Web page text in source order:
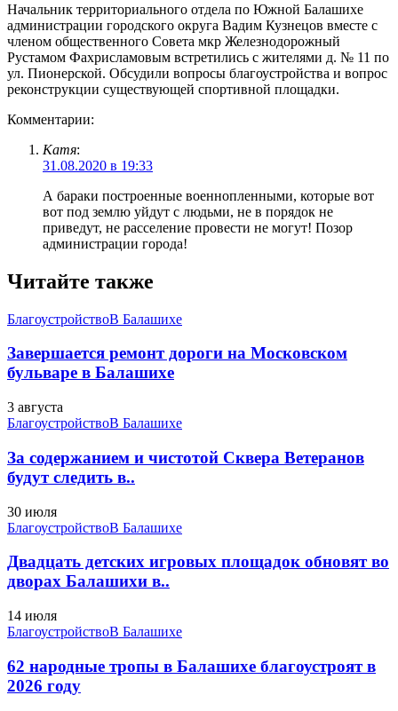
Начальник территориального отдела по Южной Балашихе
администрации городского округа Вадим Кузнецов вместе с
членом общественного Совета мкр Железнодорожный
Рустамом Фахрисламовым встретились с жителями д. № 11 по
ул. Пионерской. Обсудили вопросы благоустройства и вопрос
реконструкции существующей спортивной площадки.
Комментарии:
Катя:
31.08.2020 в 19:33
А бараки построенные военнопленными, которые вот
вот под землю уйдут с людьми, не в порядок не
приведут, не расселение провести не могут! Позор
администрации города!
Читайте также
БлагоустройствоВ Балашихе
Завершается ремонт дороги на Московском
бульваре в Балашихе
3 августа
БлагоустройствоВ Балашихе
За содержанием и чистотой Сквера Ветеранов
будут следить в..
30 июля
БлагоустройствоВ Балашихе
Двадцать детских игровых площадок обновят во
дворах Балашихи в..
14 июля
БлагоустройствоВ Балашихе
62 народные тропы в Балашихе благоустроят в
2026 году